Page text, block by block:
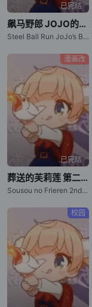
已完结
飙马野郎 JOJO的奇妙冒险
Steel Ball Run JoJo’s Bizarre Adventure
漫画改
已完结
葬送的芙莉莲 第二季
Sousou no Frieren 2nd Season / Frieren: Beyond Journey's End Season 2
校园